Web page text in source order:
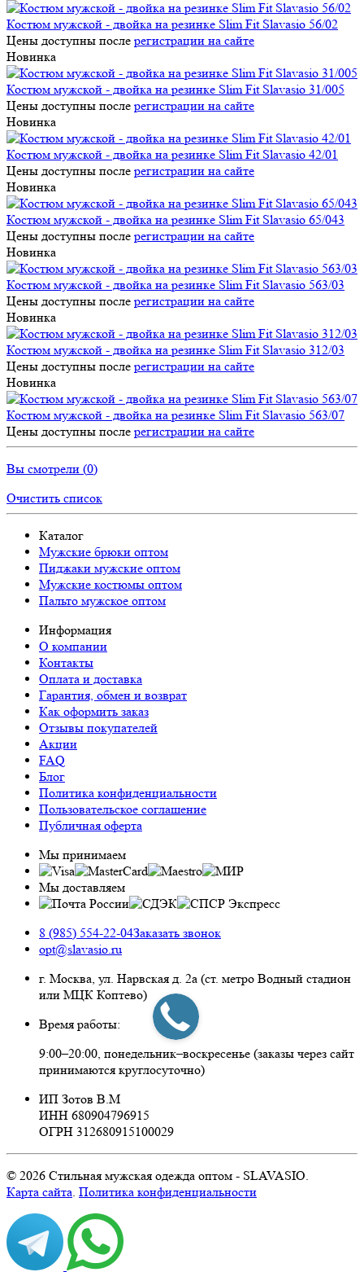
Костюм мужской - двойка на резинке Slim Fit Slavasio 56/02
Цены доступны после регистрации на сайте
Новинка
Костюм мужской - двойка на резинке Slim Fit Slavasio 31/005
Цены доступны после регистрации на сайте
Новинка
Костюм мужской - двойка на резинке Slim Fit Slavasio 42/01
Цены доступны после регистрации на сайте
Новинка
Костюм мужской - двойка на резинке Slim Fit Slavasio 65/043
Цены доступны после регистрации на сайте
Новинка
Костюм мужской - двойка на резинке Slim Fit Slavasio 563/03
Цены доступны после регистрации на сайте
Новинка
Костюм мужской - двойка на резинке Slim Fit Slavasio 312/03
Цены доступны после регистрации на сайте
Новинка
Костюм мужской - двойка на резинке Slim Fit Slavasio 563/07
Цены доступны после регистрации на сайте
Вы смотрели (0)
Очистить список
Каталог
Мужские брюки оптом
Пиджаки мужские оптом
Мужские костюмы оптом
Пальто мужское оптом
Информация
О компании
Контакты
Оплата и доставка
Гарантия, обмен и возврат
Как оформить заказ
Отзывы покупателей
Акции
FAQ
Блог
Политика конфиденциальности
Пользовательское соглашение
Публичная оферта
Мы принимаем
Мы доставляем
8 (985) 554-22-04Заказать звонок
opt@slavasio.ru
г. Москва, ул. Нарвская д. 2а (ст. метро Водный стадион
или МЦК Коптево)
Время работы:
9:00–20:00, понедельник–воскресенье (заказы через сайт
принимаются круглосуточно)
ИП Зотов В.М
ИНН 680904796915
ОГРН 312680915100029
© 2026 Стильная мужская одежда оптом - SLAVASIO.
Карта сайта. Политика конфиденциальности